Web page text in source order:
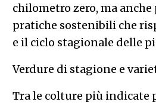
chilometro zero, ma
pratiche sostenibili che
e il ciclo stagionale delle
Verdure di stagione e
Tra le colture più indicate